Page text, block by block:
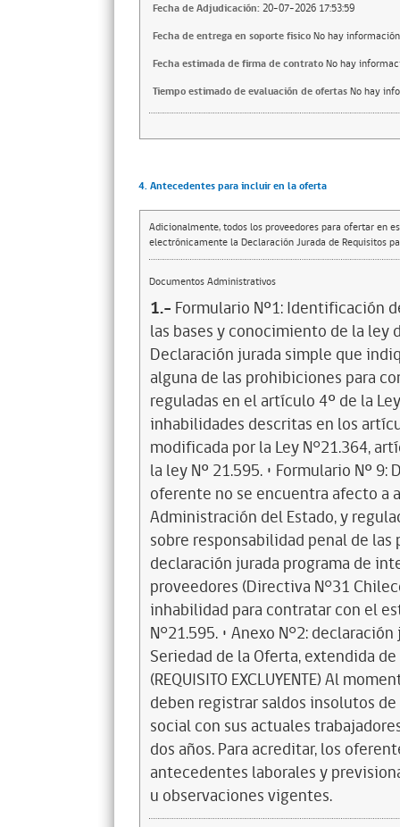
Fecha de Adjudicación: 20-07-2026 17:53:59
Fecha de entrega en soporte fisicoNo hay información
Fecha estimada de firma de contratoNo hay
Tiempo estimado de evaluación de ofertasNo hay
4. Antecedentes para incluir en la oferta
Adicionalmente, todos los proveedores para ofertar en
electrónicamente la Declaración Jurada de Requisitos
Documentos Administrativos
1.- Formulario Nº1: Identificación
las bases y conocimiento de la ley
Declaración jurada simple que
alguna de las prohibiciones para
reguladas en el artículo 4º de la
inhabilidades descritas en los
modificada por la Ley N°21.364,
la ley Nº 21.595. • Formulario Nº
oferente no se encuentra afecto a
Administración del Estado, y
sobre responsabilidad penal de las
declaración jurada programa de
proveedores (Directiva N°31
inhabilidad para contratar con el
N°21.595. • Anexo N°2:
Seriedad de la Oferta, extendida
(REQUISITO EXCLUYENTE) Al
deben registrar saldos insolutos
social con sus actuales
dos años. Para acreditar, los
antecedentes laborales y
u observaciones vigentes.